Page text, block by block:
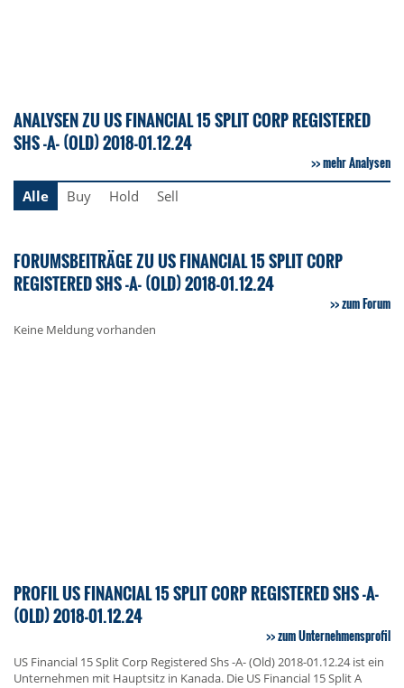
ANALYSEN ZU US FINANCIAL 15 SPLIT CORP REGISTERED
SHS -A- (OLD) 2018-01.12.24
mehr Analysen
Alle
Buy Hold Sell
FORUMSBEITRÄGE ZU US FINANCIAL 15 SPLIT CORP
REGISTERED SHS -A- (OLD) 2018-01.12.24
zum Forum
Keine Meldung vorhanden
PROFIL US FINANCIAL 15 SPLIT CORP REGISTERED SHS -A-
(OLD) 2018-01.12.24
zum Unternehmensprofil
US Financial 15 Split Corp Registered Shs -A- (Old) 2018-01.12.24 ist ein
Unternehmen mit Hauptsitz in Kanada. Die US Financial 15 Split A